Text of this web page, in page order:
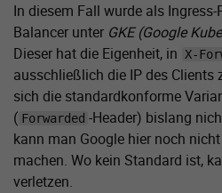
In diesem Fall wurde als
Balancer unter GKE (Google
Dieser hat die Eigenheit, in X-
ausschließlich die IP des Clients
sich die standard­konforme
( Forwarded -Header) bislang
kann man Google hier noch
machen. Wo kein Standard ist,
verletzen.